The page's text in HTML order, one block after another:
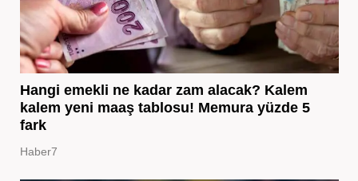
Hangi emekli ne kadar zam alacak? Kalem
kalem yeni maaş tablosu! Memura yüzde 5
fark
Haber7